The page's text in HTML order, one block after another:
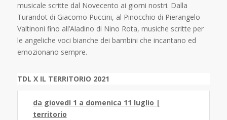
musicale scritte dal Novecento ai giorni nostri. Dalla
Turandot di Giacomo Puccini, al Pinocchio di Pierangelo
Valtinoni fino all’Aladino di Nino Rota, musiche scritte per
le angeliche voci bianche dei bambini che incantano ed
emozionano sempre.
TDL X IL TERRITORIO 2021
da giovedì 1 a domenica 11 luglio |
territorio